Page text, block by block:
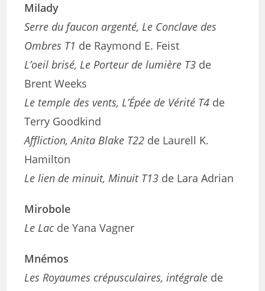
Milady
Serre du faucon argenté, Le Conclave des
Ombres T1 de Raymond E. Feist
L’oeil brisé, Le Porteur de lumière T3 de
Brent Weeks
Le temple des vents, L’Épée de Vérité T4 de
Terry Goodkind
Affliction, Anita Blake T22 de Laurell K.
Hamilton
Le lien de minuit, Minuit T13 de Lara Adrian
Mirobole
Le Lac de Yana Vagner
Mnémos
Les Royaumes crépusculaires, intégrale de